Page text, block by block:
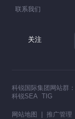
联系我们
关注
科锐国际集团网站群：
科锐SEA TIG
网站地图 | 推广管理